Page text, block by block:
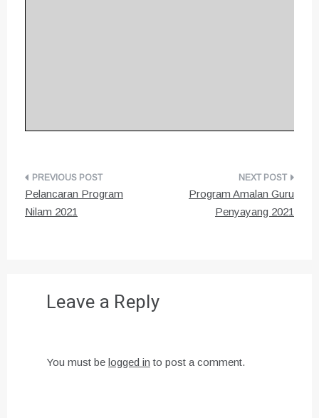
Post
navigation
Pelancaran Program
Nilam 2021
Program Amalan Guru
Penyayang 2021
Leave a Reply
You must be logged in to post a comment.